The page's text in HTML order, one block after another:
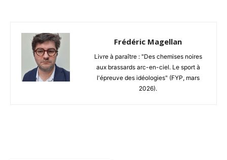
Frédéric Magellan
Livre à paraître : "Des chemises noires
aux brassards arc-en-ciel. Le sport à
l'épreuve des idéologies" (FYP, mars
2026).